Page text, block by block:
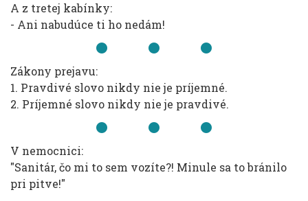
A z tretej kabínky:
- Ani nabudúce ti ho nedám!
Zákony prejavu:
1. Pravdivé slovo nikdy nie je príjemné.
2. Príjemné slovo nikdy nie je pravdivé.
V nemocnici:
"Sanitár, čo mi to sem vozíte?! Minule sa to bránilo
pri pitve!"